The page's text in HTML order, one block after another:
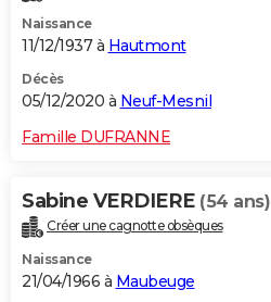
Naissance
11/12/1937 à Hautmont
Décès
05/12/2020 à Neuf-Mesnil
Famille DUFRANNE
Sabine VERDIERE (54 ans)
Créer une cagnotte obsèques
Naissance
21/04/1966 à Maubeuge